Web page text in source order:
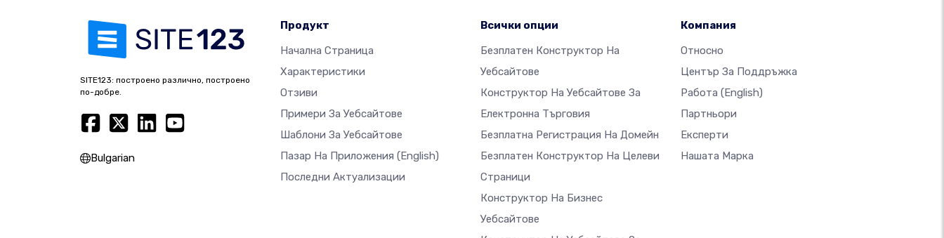
SITE123: построено различно, построено
по-добре.
Bulgarian
Продукт
Начална Страница
Характеристики
Отзиви
Примери За Уебсайтове
Шаблони За Уебсайтове
Пазар На Приложения (English)
Последни Актуализации
Всички опции
Безплатен Конструктор На
Уебсайтове
Конструктор На Уебсайтове За
Електронна Търговия
Безплатна Регистрация На Домейн
Безплатен Конструктор На Целеви
Страници
Конструктор На Бизнес
Уебсайтове
Компания
Относно
Център За Поддръжка
Работа (English)
Партньори
Експерти
Нашата Марка